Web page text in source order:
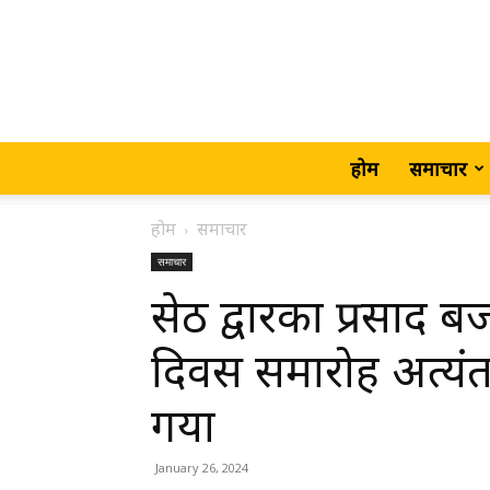
होम समाचार
होम समाचार
समाचार
सेठ द्वारका प्रसाद
दिवस समारोह
गया
January 26, 2024